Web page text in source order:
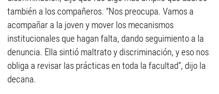
también a los compañeros. “Nos preocupa. Vamos a
acompañar a la joven y mover los mecanismos
institucionales que hagan falta, dando seguimiento a la
denuncia. Ella sintió maltrato y discriminación, y eso nos
obliga a revisar las prácticas en toda la facultad”, dijo la
decana.